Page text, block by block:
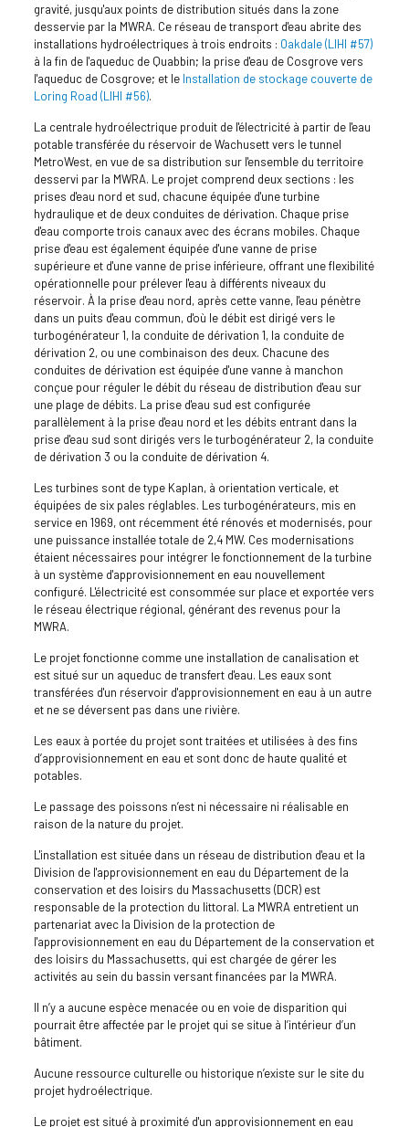
gravité, jusqu'aux points de distribution situés dans la zone
desservie par la MWRA. Ce réseau de transport d'eau abrite des
installations hydroélectriques à trois endroits : Oakdale (LIHI #57)
à la fin de l'aqueduc de Quabbin; la prise d'eau de Cosgrove vers
l'aqueduc de Cosgrove; et le Installation de stockage couverte de
Loring Road (LIHI #56).
La centrale hydroélectrique produit de l'électricité à partir de l'eau
potable transférée du réservoir de Wachusett vers le tunnel
MetroWest, en vue de sa distribution sur l'ensemble du territoire
desservi par la MWRA. Le projet comprend deux sections : les
prises d'eau nord et sud, chacune équipée d'une turbine
hydraulique et de deux conduites de dérivation. Chaque prise
d'eau comporte trois canaux avec des écrans mobiles. Chaque
prise d'eau est également équipée d'une vanne de prise
supérieure et d'une vanne de prise inférieure, offrant une flexibilité
opérationnelle pour prélever l'eau à différents niveaux du
réservoir. À la prise d'eau nord, après cette vanne, l'eau pénètre
dans un puits d'eau commun, d'où le débit est dirigé vers le
turbogénérateur 1, la conduite de dérivation 1, la conduite de
dérivation 2, ou une combinaison des deux. Chacune des
conduites de dérivation est équipée d'une vanne à manchon
conçue pour réguler le débit du réseau de distribution d'eau sur
une plage de débits. La prise d'eau sud est configurée
parallèlement à la prise d'eau nord et les débits entrant dans la
prise d'eau sud sont dirigés vers le turbogénérateur 2, la conduite
de dérivation 3 ou la conduite de dérivation 4.
Les turbines sont de type Kaplan, à orientation verticale, et
équipées de six pales réglables. Les turbogénérateurs, mis en
service en 1969, ont récemment été rénovés et modernisés, pour
une puissance installée totale de 2,4 MW. Ces modernisations
étaient nécessaires pour intégrer le fonctionnement de la turbine
à un système d'approvisionnement en eau nouvellement
configuré. L'électricité est consommée sur place et exportée vers
le réseau électrique régional, générant des revenus pour la
MWRA.
Le projet fonctionne comme une installation de canalisation et
est situé sur un aqueduc de transfert d'eau. Les eaux sont
transférées d'un réservoir d'approvisionnement en eau à un autre
et ne se déversent pas dans une rivière.
Les eaux à portée du projet sont traitées et utilisées à des fins
d’approvisionnement en eau et sont donc de haute qualité et
potables.
Le passage des poissons n’est ni nécessaire ni réalisable en
raison de la nature du projet.
L'installation est située dans un réseau de distribution d'eau et la
Division de l'approvisionnement en eau du Département de la
conservation et des loisirs du Massachusetts (DCR) est
responsable de la protection du littoral. La MWRA entretient un
partenariat avec la Division de la protection de
l'approvisionnement en eau du Département de la conservation et
des loisirs du Massachusetts, qui est chargée de gérer les
activités au sein du bassin versant financées par la MWRA.
Il n’y a aucune espèce menacée ou en voie de disparition qui
pourrait être affectée par le projet qui se situe à l’intérieur d’un
bâtiment.
Aucune ressource culturelle ou historique n’existe sur le site du
projet hydroélectrique.
Le projet est situé à proximité d'un approvisionnement en eau